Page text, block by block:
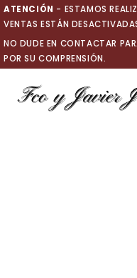
Ir
al
contenido
ATENCIÓN - ESTAMOS
VENTAS ESTÁN
NO DUDE EN CONTACTAR
POR SU COMPRENSIÓN.